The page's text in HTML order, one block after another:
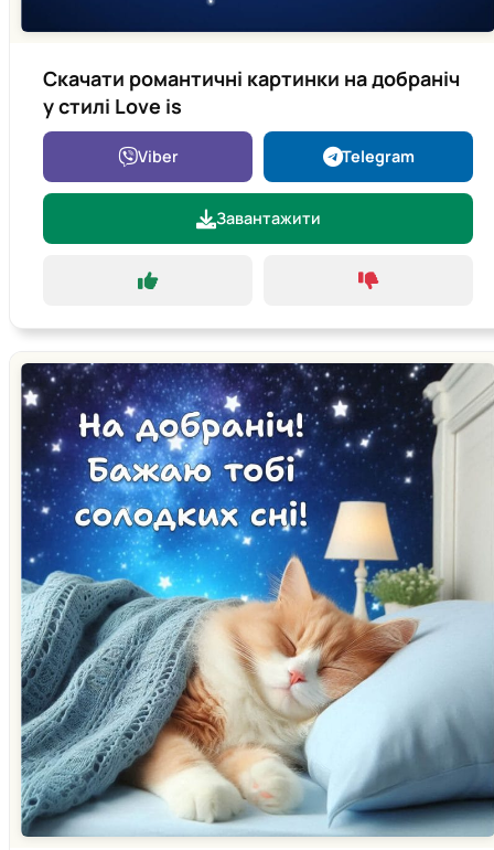
Скачати романтичні картинки на добраніч
у стилі Love is
Viber Telegram
Завантажити